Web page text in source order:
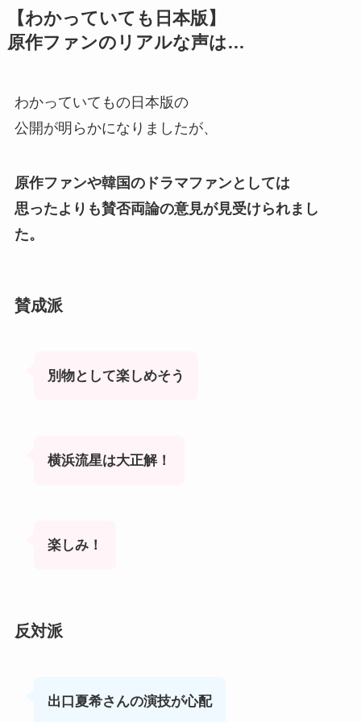
【わかっていても日本版】
原作ファンのリアルな声は…
わかっていてもの日本版の
公開が明らかになりましたが、
原作ファンや韓国のドラマファンとしては
思ったよりも賛否両論の意見が見受けられまし
た。
賛成派
別物として楽しめそう
横浜流星は大正解！
楽しみ！
反対派
出口夏希さんの演技が心配